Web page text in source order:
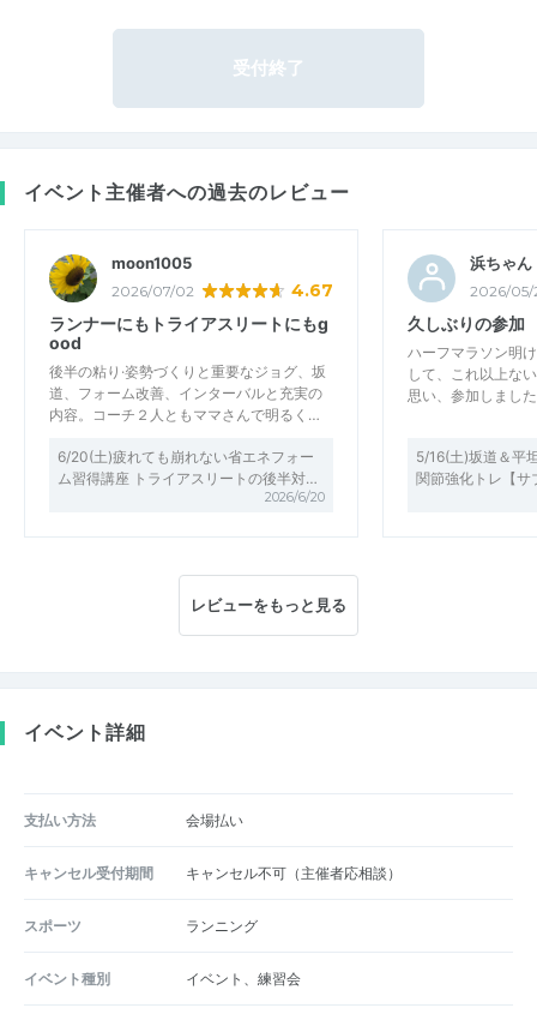
受付終了
イベント主催者への過去のレビュー
moon1005
2026/07/02 4.67
ランナーにもトライアスリートにもg
ood
後半の粘り·姿勢づくりと重要なジョグ、坂
道、フォーム改善、インターバルと充実の
内容。コーチ２人ともママさんで明るく…
6/20(土)疲れても崩れない省エネフォー
ム習得講座 トライアスリートの後半対…
2026/6/20
浜ちゃん
2026/05/
久しぶりの参加
ハーフマラソン明
して、これ以上な
思い、参加しまし
5/16(土)坂道＆平
関節強化トレ【
レビューをもっと見る
イベント詳細
支払い方法 会場払い
キャンセル受付期間 キャンセル不可（主催者応相談）
スポーツ ランニング
イベント種別 イベント、練習会